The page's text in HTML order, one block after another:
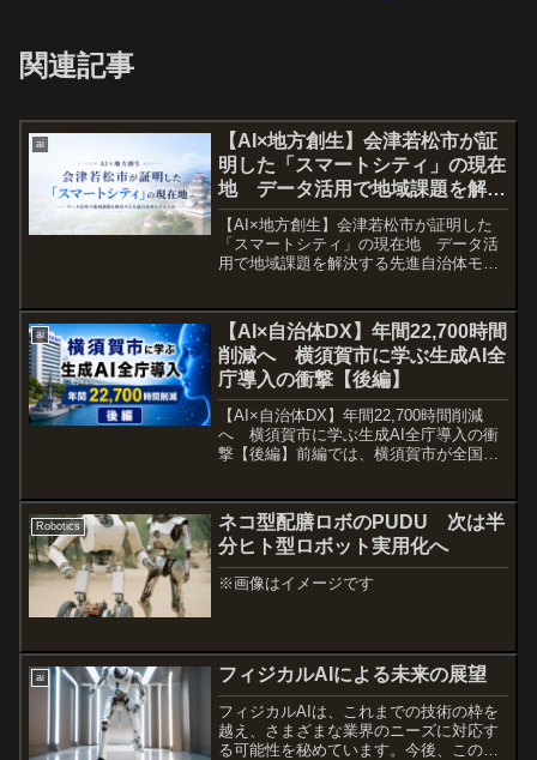
関連記事
ai
【AI×地方創生】会津若松市が証
明した「スマートシティ」の現在
地 データ活用で地域課題を解決
する先進自治体モデルとは
【AI×地方創生】会津若松市が証明した
「スマートシティ」の現在地 データ活
用で地域課題を解決する先進自治体モデ
題に対し、10年以上前からデジタル技術
を活用した地域改革へ挑戦...
ai
【AI×自治体DX】年間22,700時間
削減へ 横須賀市に学ぶ生成AI全
庁導入の衝撃【後編】
【AI×自治体DX】年間22,700時間削減
へ 横須賀市に学ぶ生成AI全庁導入の衝
撃【後編】前編では、横須賀市が全国に
たことを紹介しました。後編では、実際
に...
Robotics
ネコ型配膳ロボのPUDU 次は半
分ヒト型ロボット実用化へ
※画像はイメージです
ai フィジカルAIによる未来の展望
フィジカルAIは、これまでの技術の枠を
越え、さまざまな業界のニーズに対応す
る可能性を秘めています。今後、この技